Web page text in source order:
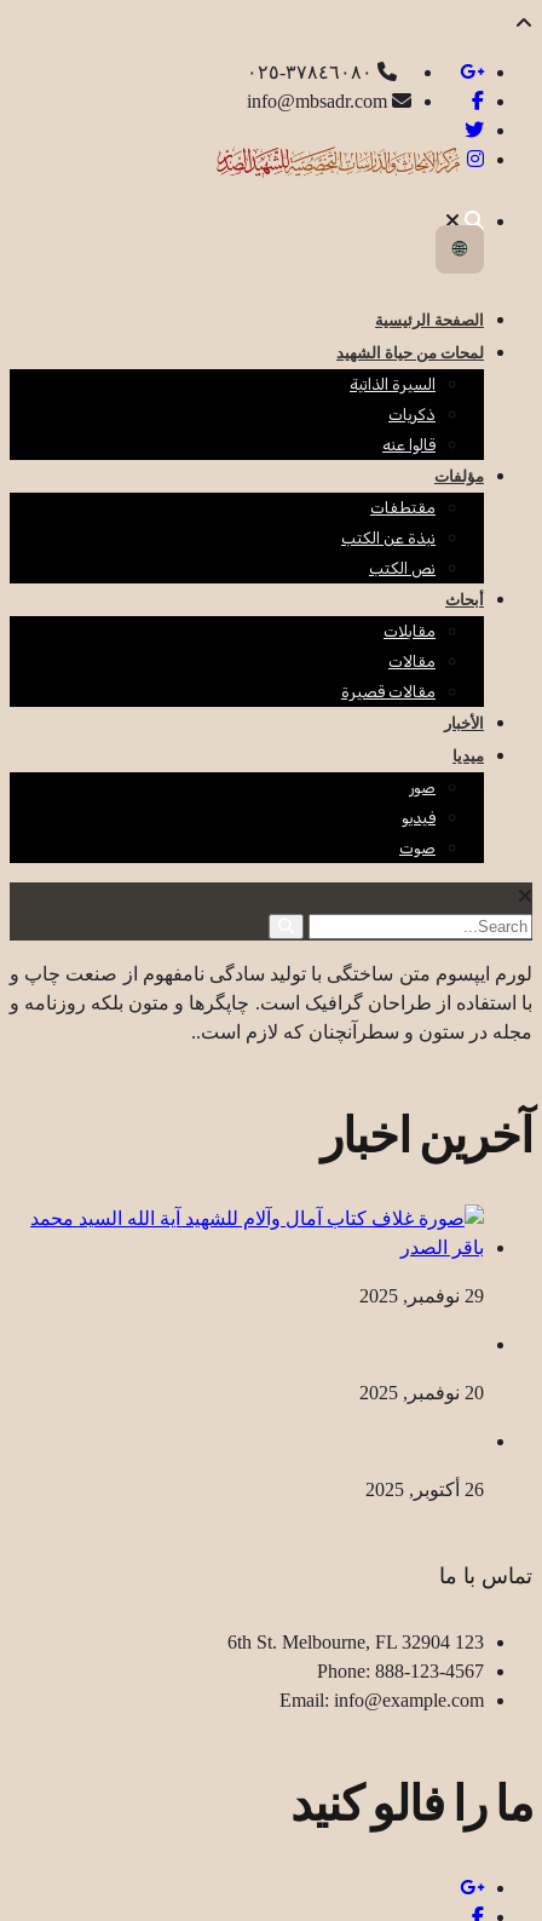
🌐
الصفحة الرئيسية
لمحات من حياة الشهيد
السيرة الذاتية
ذكريات
قالوا عنه
مؤلفات
مقتطفات
نبذة عن الكتب
نص الكتب
أبحاث
مقابلات
مقالات
مقالات قصيرة
الأخبار
ميديا
صور
فيديو
صوت
لورم ایپسوم متن ساختگی با تولید سادگی نامفهوم از صنعت چاپ و
با استفاده از طراحان گرافیک است. چاپگرها و متون بلکه روزنامه و
مجله در ستون و سطرآنچنان که لازم است..
آخرین اخبار
29 نوفمبر, 2025
20 نوفمبر, 2025
26 أكتوبر, 2025
تماس با ما
123 6th St. Melbourne, FL 32904
Phone: 888-123-4567
Email: info@example.com
ما را فالو کنید